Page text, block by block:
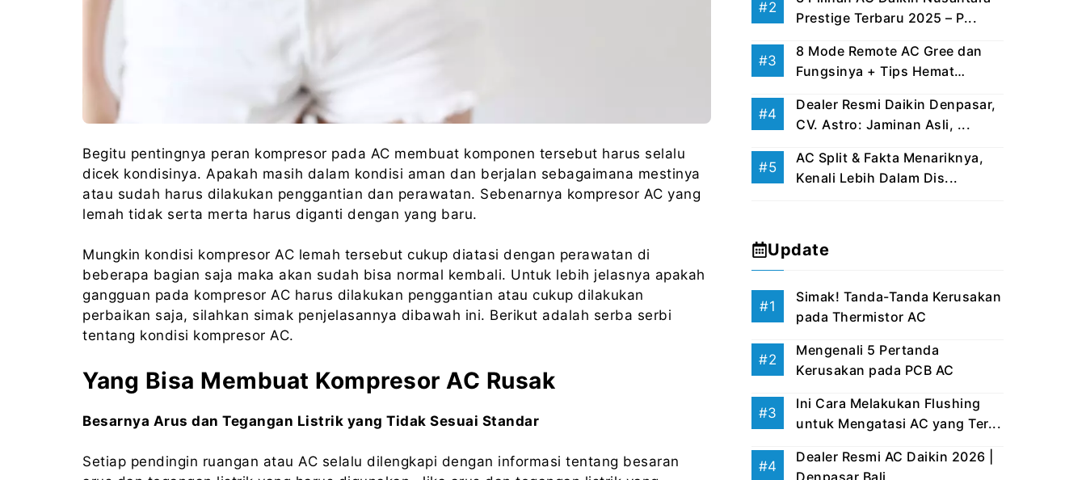
Begitu pentingnya peran kompresor pada AC membuat komponen tersebut harus selalu
dicek kondisinya. Apakah masih dalam kondisi aman dan berjalan sebagaimana mestinya
atau sudah harus dilakukan penggantian dan perawatan. Sebenarnya kompresor AC yang
lemah tidak serta merta harus diganti dengan yang baru.
Mungkin kondisi kompresor AC lemah tersebut cukup diatasi dengan perawatan di
beberapa bagian saja maka akan sudah bisa normal kembali. Untuk lebih jelasnya apakah
gangguan pada kompresor AC harus dilakukan penggantian atau cukup dilakukan
perbaikan saja, silahkan simak penjelasannya dibawah ini. Berikut adalah serba serbi
tentang kondisi kompresor AC.
Yang Bisa Membuat Kompresor AC Rusak
Besarnya Arus dan Tegangan Listrik yang Tidak Sesuai Standar
Setiap pendingin ruangan atau AC selalu dilengkapi dengan informasi tentang besaran
Prestige Terbaru 2025 – P...
8 Mode Remote AC Gree dan
Fungsinya + Tips Hemat
Dealer Resmi Daikin Denpasar,
CV. Astro: Jaminan Asli, ...
AC Split & Fakta Menariknya,
Kenali Lebih Dalam Dis...
Update
Simak! Tanda-Tanda Kerusakan
pada Thermistor AC
Mengenali 5 Pertanda
Kerusakan pada PCB AC
Ini Cara Melakukan Flushing
untuk Mengatasi AC yang Ter...
Dealer Resmi AC Daikin 2026 |
Denpasar Bali